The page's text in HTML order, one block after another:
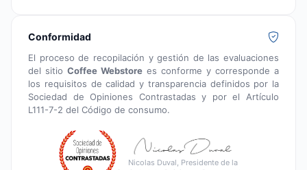
Conformidad
El proceso de recopilación y gestión de las evaluaciones
del sitio Coffee Webstore es conforme y corresponde a
los requisitos de calidad y transparencia definidos por la
Sociedad de Opiniones Contrastadas y por el Artículo
L111-7-2 del Código de consumo.
Nicolas Duval, Presidente de la